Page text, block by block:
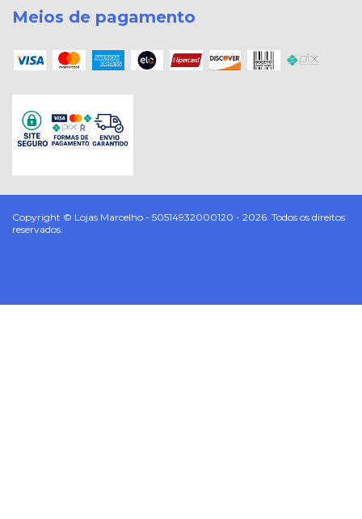
Meios de pagamento
Copyright © Lojas Marcelho - 50514932000120 - 2026. Todos os direitos
reservados.